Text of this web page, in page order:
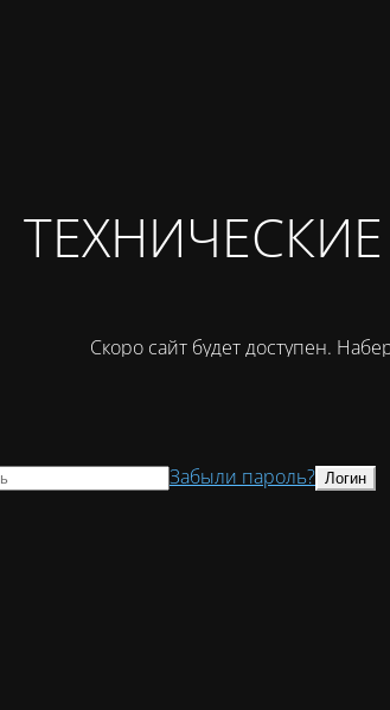
Скоро сайт будет доступен.
Забыли пароль?